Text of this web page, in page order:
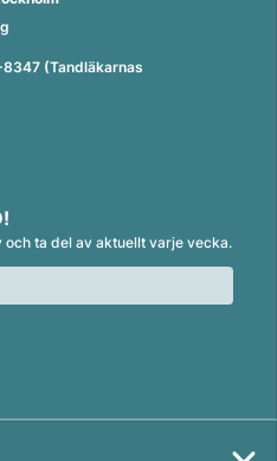
(Tandläkarnas
ta del av aktuellt varje vecka.